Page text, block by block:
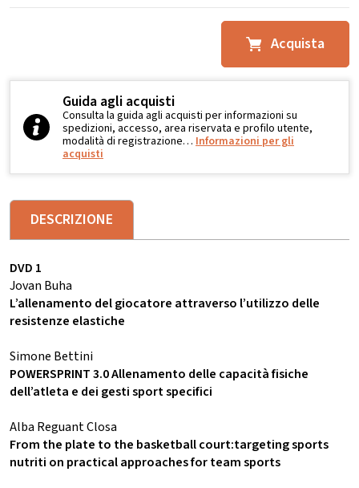
Acquista
Guida agli acquisti
Consulta la guida agli acquisti per informazioni su
spedizioni, accesso, area riservata e profilo utente,
modalità di registrazione… Informazioni per gli
acquisti
DESCRIZIONE
DVD 1
Jovan Buha
L’allenamento del giocatore attraverso l’utilizzo delle
resistenze elastiche
Simone Bettini
POWERSPRINT 3.0 Allenamento delle capacità fisiche
dell’atleta e dei gesti sport specifici
Alba Reguant Closa
From the plate to the basketball court:targeting sports
nutriti on practical approaches for team sports